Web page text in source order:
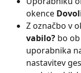
okence
Z označbo v
vabilo? bo
uporabnika
nastavitev